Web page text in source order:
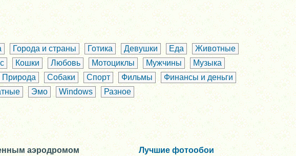
Города и страны Готика Девушки Еда
Животные
Кошки Любовь Мотоциклы Мужчины
Музыка
Природа Собаки Спорт Фильмы
Финансы и деньги
Эмо Windows Разное
аэродромом Лучшие фотообои